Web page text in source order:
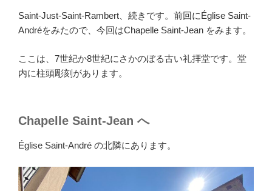
Saint-Just-Saint-Rambert、続きです。前回にÉglise Saint-
Andréをみたので、今回はChapelle Saint-Jean をみます。
ここは、7世紀か8世紀にさかのぼる古い礼拝堂です。堂
内に柱頭彫刻があります。
Chapelle Saint-Jean へ
Église Saint-André の北隣にあります。